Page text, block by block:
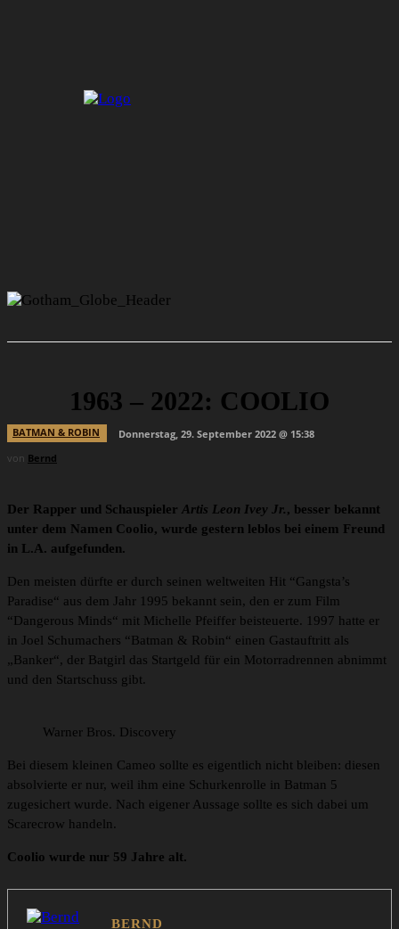
1963 – 2022: COOLIO
BATMAN & ROBIN
Donnerstag, 29. September 2022 @ 15:38
von Bernd
Der Rapper und Schauspieler Artis Leon Ivey Jr., besser bekannt
unter dem Namen Coolio, wurde gestern leblos bei einem Freund
in L.A. aufgefunden.
Den meisten dürfte er durch seinen weltweiten Hit “Gangsta’s
Paradise“ aus dem Jahr 1995 bekannt sein, den er zum Film
“Dangerous Minds“ mit Michelle Pfeiffer beisteuerte. 1997 hatte er
in Joel Schumachers “Batman & Robin“ einen Gastauftritt als
„Banker“, der Batgirl das Startgeld für ein Motorradrennen abnimmt
und den Startschuss gibt.
Warner Bros. Discovery
Bei diesem kleinen Cameo sollte es eigentlich nicht bleiben: diesen
absolvierte er nur, weil ihm eine Schurkenrolle in Batman 5
zugesichert wurde. Nach eigener Aussage sollte es sich dabei um
Scarecrow handeln.
Coolio wurde nur 59 Jahre alt.
BERND